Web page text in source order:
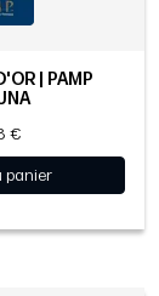
| PAMP
€
panier